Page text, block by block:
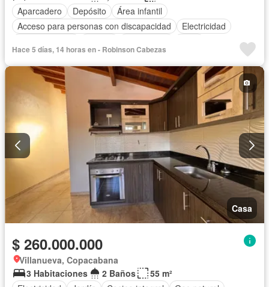
Aparcadero
Depósito
Área infantil
Acceso para personas con discapacidad
Electricidad
Hace 5 días, 14 horas en - Robinson Cabezas
Casa
$ 260.000.000
Villanueva, Copacabana
3 Habitaciones
2 Baños
55 m²